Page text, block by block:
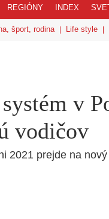
REGIÓNY INDEX SVET
šport, rodina Life style
v
vodičov
2021 prejde na